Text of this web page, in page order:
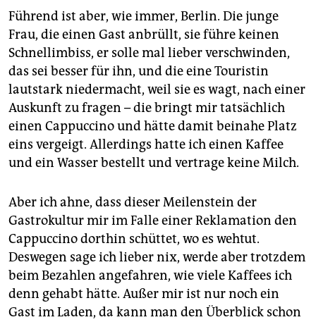
Führend ist aber, wie immer, Berlin. Die junge
Frau, die einen Gast anbrüllt, sie führe keinen
Schnellimbiss, er solle mal lieber verschwinden,
das sei besser für ihn, und die eine Touristin
lautstark niedermacht, weil sie es wagt, nach einer
Auskunft zu fragen – die bringt mir tatsächlich
einen Cappuccino und hätte damit beinahe Platz
eins vergeigt. Allerdings hatte ich einen Kaffee
und ein Wasser bestellt und vertrage keine Milch.
Aber ich ahne, dass dieser Meilenstein der
Gastrokultur mir im Falle einer Reklamation den
Cappuccino dorthin schüttet, wo es wehtut.
Deswegen sage ich lieber nix, werde aber trotzdem
beim Bezahlen angefahren, wie viele Kaffees ich
denn gehabt hätte. Außer mir ist nur noch ein
Gast im Laden, da kann man den Überblick schon